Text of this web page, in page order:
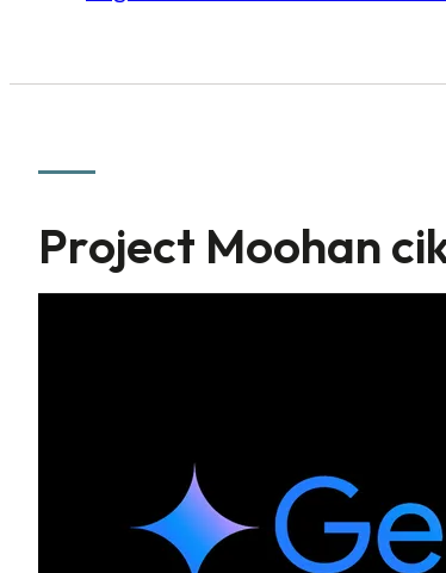
Project Moohan